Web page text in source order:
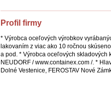
Profil firmy
* Výrobca oceľových výrobkov
lakovaním z viac ako 10 ročnou
a pod. * Výrobca oceľových skladových
NEUDORF / www.containex.com /. *
Dolné Vestenice, FEROSTAV Nové